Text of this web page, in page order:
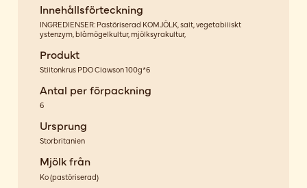
Innehållsförteckning
INGREDIENSER: Pastöriserad KOMJÖLK, salt, vegetabiliskt
ystenzym, blåmögelkultur, mjölksyrakultur,
Produkt
Stiltonkrus PDO Clawson 100g*6
Antal per förpackning
6
Ursprung
Storbritanien
Mjölk från
Ko(pastöriserad)